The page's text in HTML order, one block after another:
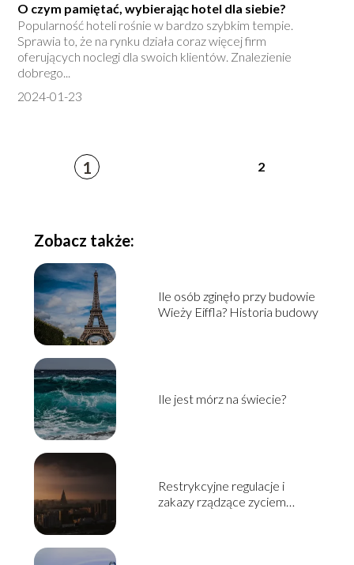
O czym pamiętać, wybierając hotel dla siebie?
Popularność hoteli rośnie w bardzo szybkim tempie.
Sprawia to, że na rynku działa coraz więcej firm
oferujących noclegi dla swoich klientów. Znalezienie
dobrego...
2024-01-23
1 2
Zobacz także:
Ile osób zginęło przy budowie
Wieży Eiffla? Historia budowy
Ile jest mórz na świecie?
Restrykcyjne regulacje i
zakazy rządzące zyciem